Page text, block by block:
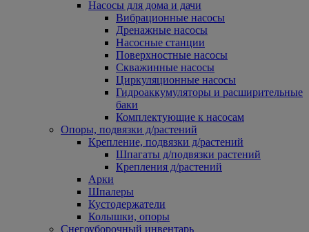
Насосы для дома и дачи
Вибрационные насосы
Дренажные насосы
Насосные станции
Поверхностные насосы
Скважинные насосы
Циркуляционные насосы
Гидроаккумуляторы и расширительные
баки
Комплектующие к насосам
Опоры, подвязки д/растений
Крепление, подвязки д/растений
Шпагаты д/подвязки растений
Крепления д/растений
Арки
Шпалеры
Кустодержатели
Колышки, опоры
Снегоуборочный инвентарь